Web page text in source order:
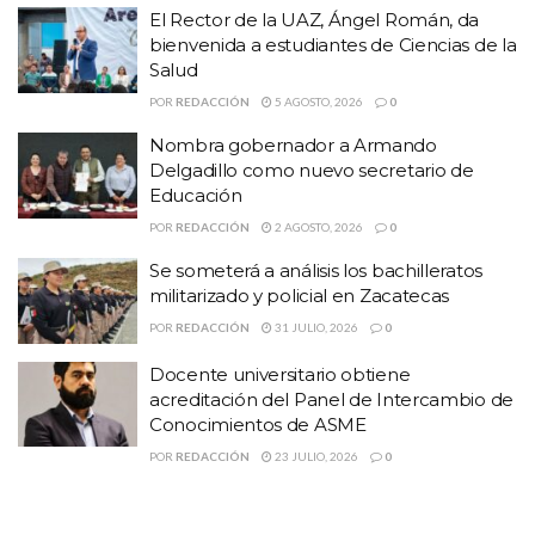
de ellas ya que algunas se metieron en la urna equivocada.
El proceso es laborioso pero tiene la intención de que se
quienes ahí se encontraban que no para Rector sino para de
directores de área.
El Rector de la UAZ, Ángel Román, da
bienvenida a estudiantes de Ciencias de la
Salud
POR REDACCIÓN 5 AGOSTO, 2026 0
Nombra gobernador a Armando
Delgadillo como nuevo secretario de
Educación
POR REDACCIÓN 2 AGOSTO, 2026 0
Se someterá a análisis los bachilleratos
militarizado y policial en Zacatecas
POR REDACCIÓN 31 JULIO, 2026 0
Docente universitario obtiene
acreditación del Panel de Intercambio de
Conocimientos de ASME
POR REDACCIÓN 23 JULIO, 2026 0